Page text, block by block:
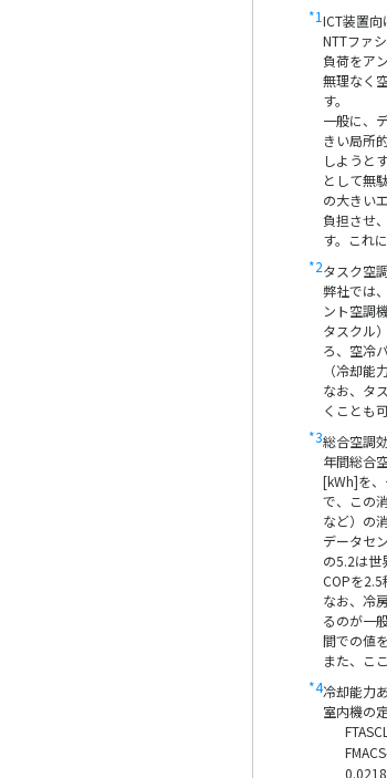
*1ICT装置
NTTファ
負荷をア
無理なく
す。
一般に、
きい局所
しようと
として無
の大きい
負担させ
す。これ
*2タスク空
弊社では
ント空調
タスクル
ろ、空冷
（冷却能
なお、タ
くことも
*3総合空調
年間総合
[kWh]を
で、この
など）の
データセ
の5.2は世
COPを2.5
なお、冷
るのが一
間での値
また、こ
*4冷却能力
室内機の